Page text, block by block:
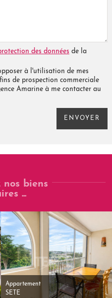
des données de la
à l'utilisation de mes
de prospection commerciale
Amarine à me contacter au
nos biens
...
Appartement
SETE